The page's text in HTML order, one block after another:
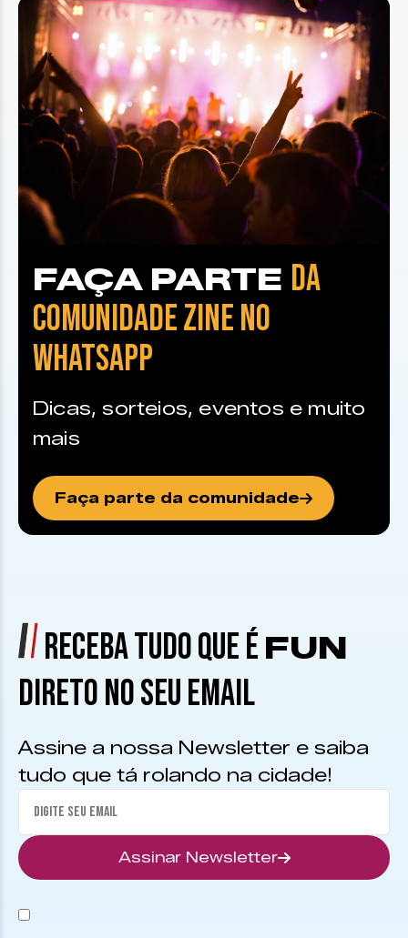
FAÇA PARTE DA
COMUNIDADE ZINE NO
WHATSAPP
Dicas, sorteios, eventos e muito
mais
Faça parte da comunidade
RECEBA TUDO QUE É FUN
DIRETO NO SEU EMAIL
Assine a nossa Newsletter e saiba
tudo que tá rolando na cidade!
Assinar Newsletter